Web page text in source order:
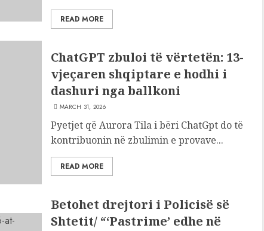
READ MORE
ChatGPT zbuloi të vërtetën: 13-
vjeçaren shqiptare e hodhi i
dashuri nga ballkoni
MARCH 31, 2026
Pyetjet që Aurora Tila i bëri ChatGpt do të
kontribuonin në zbulimin e provave...
READ MORE
Betohet drejtori i Policisë së
Shtetit/ “‘Pastrime’ edhe në